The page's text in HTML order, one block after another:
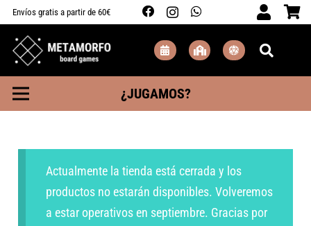
Envíos gratis a partir de 60€
¿JUGAMOS?
Actualmente la tienda está cerrada y los
productos no estarán disponibles. Volveremos
a estar operativos en septiembre. Gracias por